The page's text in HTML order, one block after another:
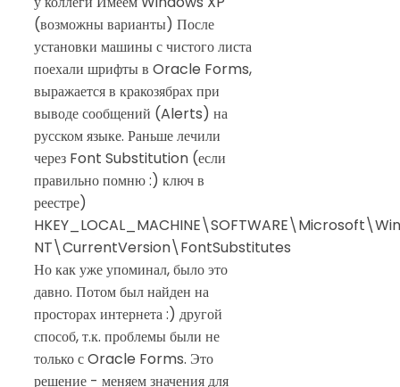
(возможны варианты) После
установки машины с чистого листа
поехали шрифты в Oracle Forms,
выражается в кракозябрах при
выводе сообщений (Alerts) на
русском языке. Раньше лечили
через Font Substitution (если
правильно помню :) ключ в
реестре)
NT\CurrentVersion\FontSubstitutes
Но как уже упоминал, было это
давно. Потом был найден на
просторах интернета :) другой
способ, т.к. проблемы были не
только с Oracle Forms. Это
решение - меняем значения для